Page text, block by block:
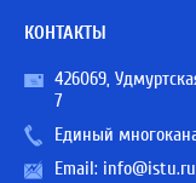
КОНТАКТЫ
426069,
7
Единый
Email: info@istu.ru